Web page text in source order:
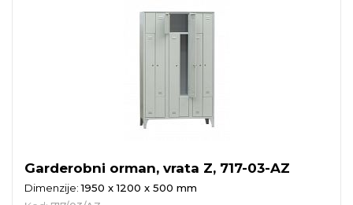
Garderobni orman, vrata Z, 717-03-AZ
Dimenzije:1950 x 1200 x 500 mm